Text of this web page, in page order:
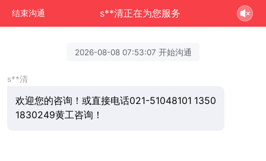
结束沟通 s**清正在为您服务
2026-08-08 07:53:07 开始沟通
s**清
欢迎您的咨询！或直接电话021-51048101 1350
1830249黄工咨询！